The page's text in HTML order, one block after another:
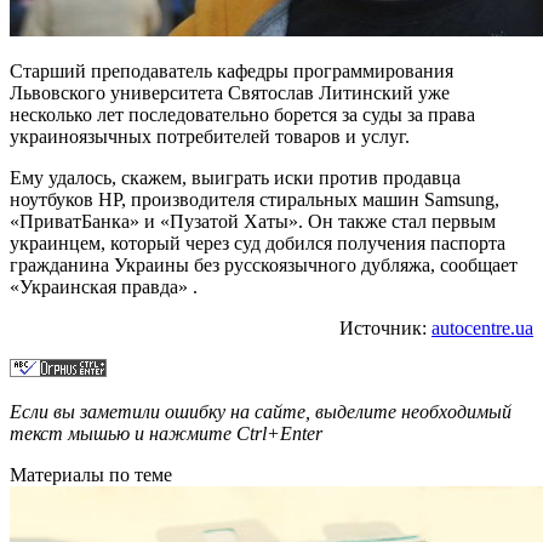
Старший преподаватель кафедры программирования
Львовского университета Святослав Литинский уже
несколько лет последовательно борется за суды за права
украиноязычных потребителей товаров и услуг.
Ему удалось, скажем, выиграть иски против продавца
ноутбуков HP, производителя стиральных машин Samsung,
«ПриватБанка» и «Пузатой Хаты». Он также стал первым
украинцем, который через суд добился получения паспорта
гражданина Украины без русскоязычного дубляжа, сообщает
«Украинская правда» .
Источник: autocentre.ua
Если вы заметили ошибку на сайте, выделите необходимый
текст мышью и нажмите Ctrl+Enter
Материалы по теме